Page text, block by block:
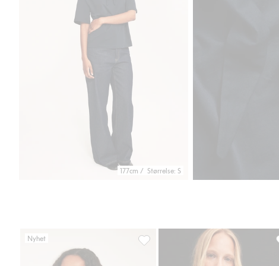
177cm / Størrelse: S
Nyhet
Kort t-skjorte, Legg til i favoriter